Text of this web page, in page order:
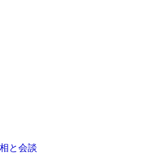
と会談